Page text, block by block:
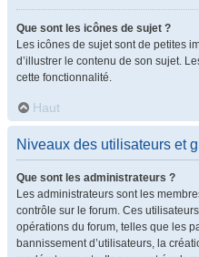
Que sont les icônes de sujet ?
Les icônes de sujet sont de petites
d’illustrer le contenu de son sujet.
cette fonctionnalité.
Haut
Niveaux des utilisateurs et
Que sont les administrateurs ?
Les administrateurs sont les
contrôle sur le forum. Ces
opérations du forum, telles que les
bannissement d’utilisateurs, la